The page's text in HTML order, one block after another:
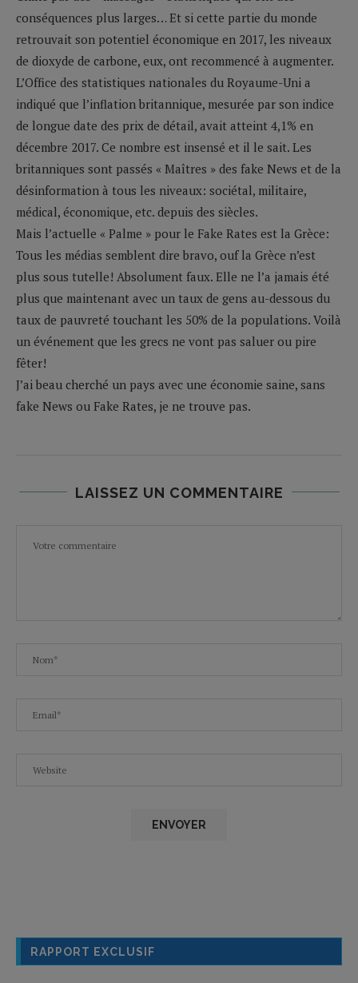
conséquences plus larges… Et si cette partie du monde
retrouvait son potentiel économique en 2017, les niveaux
de dioxyde de carbone, eux, ont recommencé à augmenter.
L’Office des statistiques nationales du Royaume-Uni a
indiqué que l’inflation britannique, mesurée par son indice
de longue date des prix de détail, avait atteint 4,1% en
décembre 2017. Ce nombre est insensé et il le sait. Les
britanniques sont passés « Maîtres » des fake News et de la
désinformation à tous les niveaux: sociétal, militaire,
médical, économique, etc. depuis des siècles.
Mais l’actuelle « Palme » pour le Fake Rates est la Grèce:
Tous les médias semblent dire bravo, ouf la Grèce n’est
plus sous tutelle! Absolument faux. Elle ne l’a jamais été
plus que maintenant avec un taux de gens au-dessous du
taux de pauvreté touchant les 50% de la populations. Voilà
un événement que les grecs ne vont pas saluer ou pire
fêter!
J’ai beau cherché un pays avec une économie saine, sans
fake News ou Fake Rates, je ne trouve pas.
LAISSEZ UN COMMENTAIRE
RAPPORT EXCLUSIF